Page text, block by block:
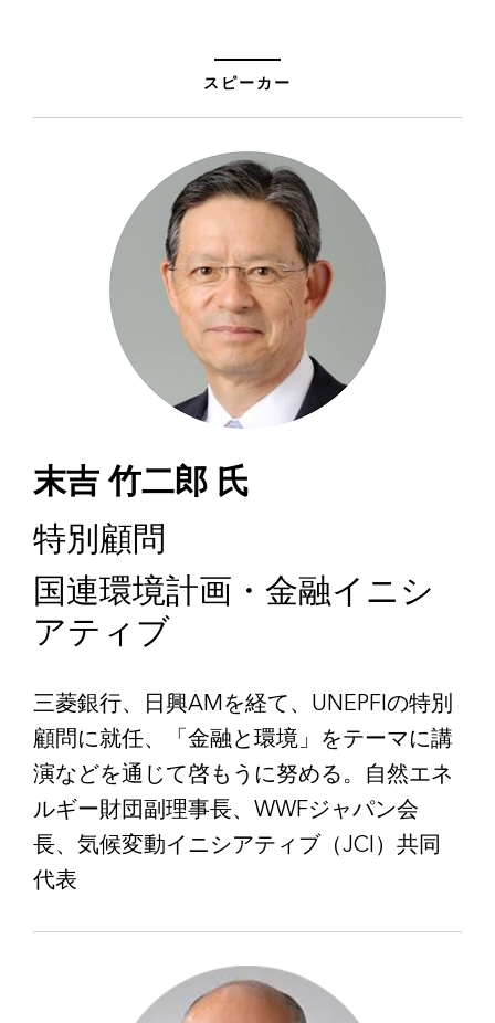
スピーカー
末吉 竹二郎 氏
特別顧問
国連環境計画・金融イニシ
アティブ
三菱銀行、日興AMを経て、UNEPFIの特別
顧問に就任、「金融と環境」をテーマに講
演などを通じて啓もうに努める。自然エネ
ルギー財団副理事長、WWFジャパン会
長、気候変動イニシアティブ（JCI）共同
代表